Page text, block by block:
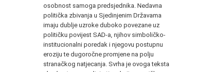
osobnost samoga predsjednika. Nedavna
politička zbivanja u Sjedinjenim Državama
imaju dublje uzroke duboko povezane uz
političku povijest SAD-a, njihov simboličko-
institucionalni poredak i njegovu postupnu
eroziju te dugoročne promjene na polju
stranačkog natjecanja. Svrha je ovoga teksta